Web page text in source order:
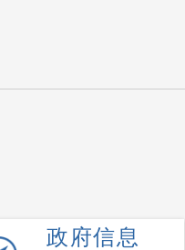
政府信息